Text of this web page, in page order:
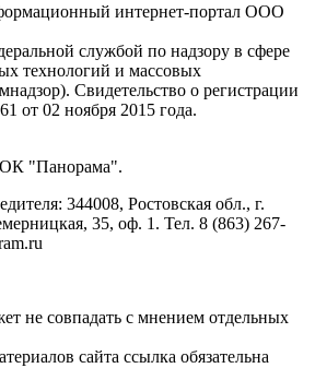
интернет-портал ООО
службой по надзору в сфере
технологий и массовых
Cвидетельство о регистрации
02 ноября 2015 года.
"Панорама".
344008, Ростовская обл., г.
35, оф. 1. Тел. 8 (863) 267-
не совпадать с мнением отдельных
сайта ссылка обязательна